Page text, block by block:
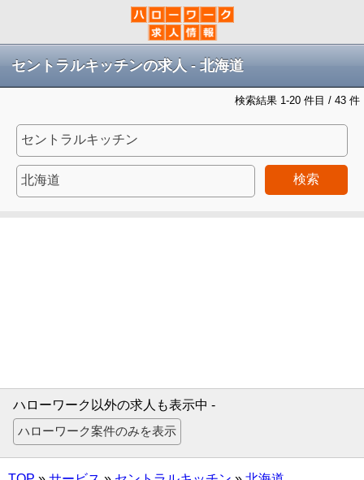
セントラルキッチンの求人 - 北海道
検索結果 1-20 件目 / 43 件
検索
ハローワーク以外の求人も表示中 -